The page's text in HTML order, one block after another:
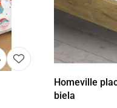
Detail
Homeville
biela